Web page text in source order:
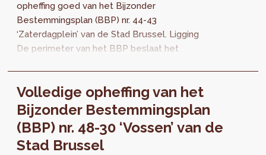
opheffing goed van het Bijzonder
Bestemmingsplan (BBP) nr. 44-43
‘Zaterdagplein’ van de Stad Brussel. Ligging
De perimeter van het BBP beslaat het
Volledige opheffing van het
Bijzonder Bestemmingsplan
(BBP) nr. 48-30 ‘Vossen’ van de
Stad Brussel